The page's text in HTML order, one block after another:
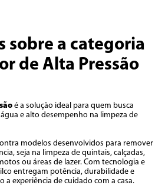
sobre a categoria
de Alta Pressão
é a solução ideal para quem busca
e alto desempenho na limpeza de
modelos desenvolvidos para remover
seja na limpeza de quintais, calçadas,
ou áreas de lazer. Com tecnologia e
entregam potência, durabilidade e
a experiência de cuidado com a casa.